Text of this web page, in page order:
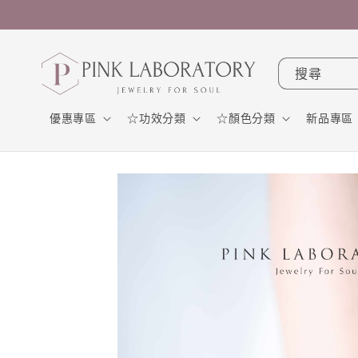
優惠專區 ☆功效分類 ☆顏色分類 新品專區
搜尋